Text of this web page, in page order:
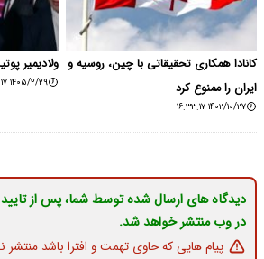
کانادا همکاری تحقیقاتی با چین، روسیه و
ایران را ممنوع کرد
۱۴۰۲/۱۰/۲۷ ۱۶:۳۳:۱۷
ولادیمیر
۱۴۰۵/۲/۲۹ ۱۹:۱۷:۱۷
دیدگاه های ارسال شده توسط شما، پس از
در وب منتشر خواهد شد.
پیام هایی که حاوی تهمت و افترا باشد